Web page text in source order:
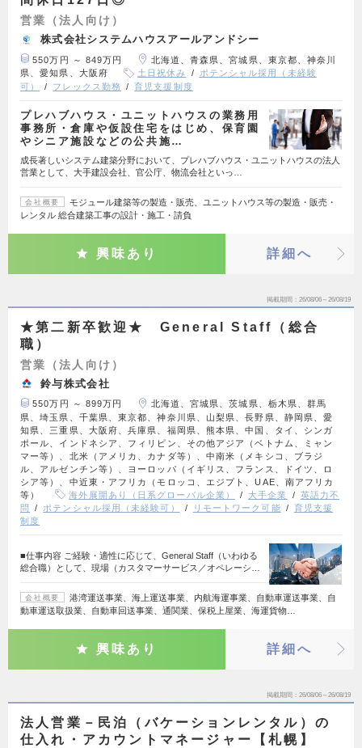
営業（法人向け）
株式会社システムハウスアールアンドシー
550万円 ～ 849万円
北海道、青森県、宮城県、東京都、神奈川
県、愛知県、大阪府
土日祝休み
ポテンシャル採用（未経験
可）
フレックス勤務 育児支援制度
プレハブハウス・ユニットハウスの業務用
事務所・倉庫や仮設住宅をはじめ、保育園
やシニア施設などの公共施…
成長著しいシステム建築分野において、プレハブハウス・ユニットハウスの法人
営業として、大手建設会社、官公庁、物流会社といっ…
会社概要
モジュール建築等の製造・販売、ユニットハウス等の製造・販売・
レンタル 総合建築工事の設計・施工・請負
興味あり 詳細へ
掲載期間 26/08/06～26/08/19
★第二新卒歓迎★ General Staff（総合
職）
営業（法人向け）
鈴与株式会社
550万円 ～ 899万円
北海道、宮城県、茨城県、栃木県、群馬
県、埼玉県、千葉県、東京都、神奈川県、山梨県、長野県、静岡県、愛
知県、三重県、大阪府、兵庫県、福岡県、熊本県、中国、タイ、シンガ
ポール、インドネシア、フィリピン、その他アジア（ベトナム、ミャン
マー等）、北米（アメリカ、カナダ等）、中南米（メキシコ、ブラジ
ル、アルゼンチン等）、ヨーロッパ（イギリス、フランス、ドイツ、ロ
シア等）、中近東・アフリカ（モロッコ、エジプト、UAE、南アフリカ
等）
海外展開あり（日系グローバル企業） 大手企業
英語力不
問
ポテンシャル採用（未経験可） リモートワーク可能
育児支援
制度
■仕事内容 ご経験・適性に応じて、General Staff（いわゆる
総合職）として、現場（カスタマーサービス／オペレーシ…
会社概要
港湾運送事業、海上運送事業、内航海運事業、自動車運送事業、自
動車運送取扱業、自動車回送事業、通関業、保税上屋業、海運貨物…
興味あり 詳細へ
掲載期間 26/08/06～26/08/19
法人営業－民泊（バケーションレンタル）の
仕入れ・アカウントマネージャー【札幌】